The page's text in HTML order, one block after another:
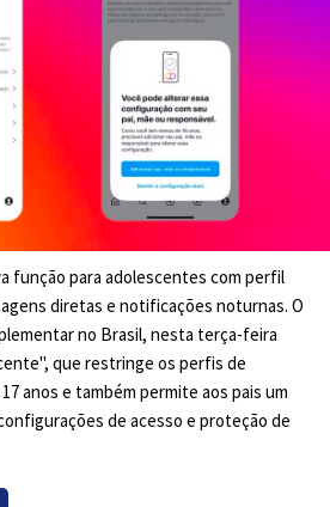
função para adolescentes com perfil
diretas e notificações noturnas. O
no Brasil, nesta terça-feira
que restringe os perfis de
anos e também permite aos pais um
de acesso e proteção de